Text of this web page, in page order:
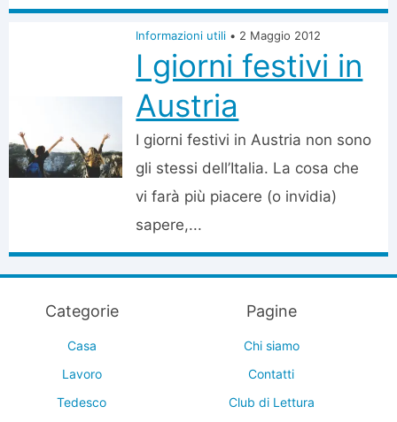
Informazioni utili • 2 Maggio 2012
I giorni festivi in
Austria
I giorni festivi in Austria non sono
gli stessi dell’Italia. La cosa che
vi farà più piacere (o invidia)
sapere,...
Categorie
Casa
Lavoro
Tedesco
Pagine
Chi siamo
Contatti
Club di Lettura